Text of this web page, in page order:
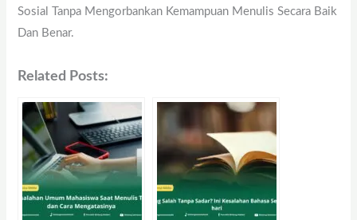
Sosial Tanpa Mengorbankan Kemampuan Menulis Secara Baik
Dan Benar.
Related Posts: